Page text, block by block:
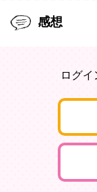
感想
ログ